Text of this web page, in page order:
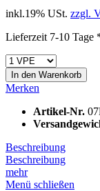
inkl.19% USt. zzgl.
Lieferzeit 7-10 Tage
In den Warenkorb
Merken
Artikel-Nr.
Beschreibung
Beschreibung
mehr
Menü schließen